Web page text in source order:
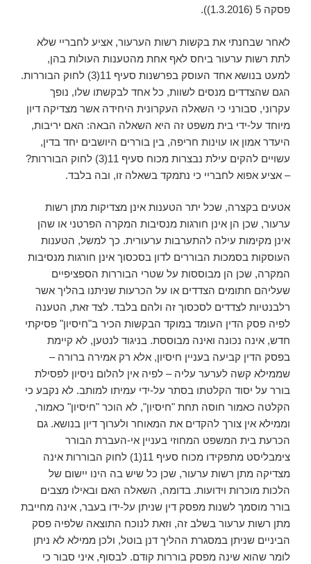
פסקה 5 (1.3.2016)).
לאחר שבחנתי את בקשות רשות הערעור, אציע לחבריי שלא
לתת רשות ערעור ביחס לאף אחת מהטענות העולות בהן,
למעט בנושא אחד העוסק בפרשנות סעיף 11(3) לחוק הבוררות.
הגם שהצדדים מנסים לשוות, כל אחד לבקשתו שלו, נופך
עקרוני, סבורני כי השאלה העקרונית היחידה אשר מצדיקה דיון
מיוחד על-ידי בית משפט זה היא השאלה הבאה: האם יריבות,
היעדר אמון או עוינות חריפה, בין בוררים היושבים יחד בדין,
עשויים להקים עילת נבצרות מכוח סעיף 11(3) לחוק הבוררות?
– אציע אפוא לחבריי כי נתמקד בשאלה זו, ובה בלבד.
אטעים בקצרה, שכל יתר הטענות אינן מצדיקות מתן רשות
ערעור, שכן הן אינן חורגות מנסיבות המקרה הפרטני או שהן
אינן מקימות עילה להתערבות ערעורית. כך למשל, הטענות
העוסקות בסמכות הבוררים לדון בסכסוך אינן חורגות מנסיבות
המקרה, שכן הן מבוססות על שטרי הבוררות הספציפיים
שעליהם חתומים הצדדים או על הכרעות שניתנו בהליך אשר
רלבנטיות לצדדים לסכסוך זה ולהם בלבד. לצד זאת, הטענה
לפיה פסק הדין העומד במוקד הבקשות הכיר ב"חיסיון" פסיקתי
חדש, אינה נכונה ואינה מבוססת. בניגוד לנטען, לא קיימת
בפסק הדין קביעה בעניין חיסיון, אלא רק אמירה ברורה –
שממילא קשה לערער עליה – לפיה אין להלום ניסיון לפסילת
בורר על יסוד הקלטתו בסתר על-ידי עמיתו למותב. לא נקבע כי
הקלטה כאמור חוסה תחת "חיסיון", לא הוכר "חיסיון" כאמור,
וממילא אין צורך להקדים את המאוחר ולערוך דיון בנושא. גם
הכרעת בית המשפט המחוזי בעניין אי-העברת הבורר
צימבליסט מתפקידו מכוח סעיף 11(1) לחוק הבוררות אינה
מצדיקה מתן רשות ערעור, שכן כל שיש בה הינו יישום של
הלכות מוכרות וידועות. בדומה, השאלה האם ובאילו מצבים
בורר מוסמך לשנות מפסק דין שניתן על-ידו בעבר, אינה מחייבת
מתן רשות ערעור בשלב זה, וזאת לנוכח התוצאה שלפיה פסק
הביניים שניתן במסגרת ההליך דנן בוטל, ולכן ממילא לא ניתן
לומר שהוא שינה מפסק בוררות קודם. לבסוף, איני סבור כי